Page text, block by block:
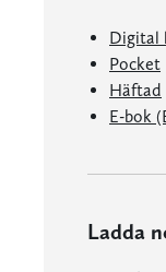
Digital
Pocket
Häftad
E-bok
Ladda